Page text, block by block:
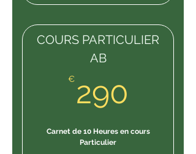
COURS PARTICULIER
AB
€ 290
Carnet de 10 Heures en cours
Particulier